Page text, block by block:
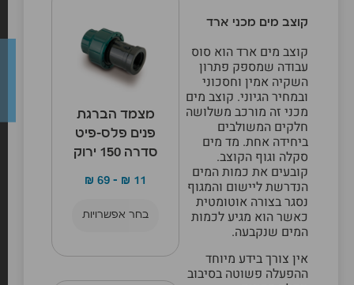
קוצב מים מכני ארד
קוצב מים ארד הוא סוס
עבודה שמספק פתרון
השקיה אמין וחסכוני
ובמחיר הגיוני. קוצב מים
מכני זה מורכב משלושה
חלקים המשולבים
ביחידה אחת. מד מים
סקלה וגוף הקוצב.
קובעים את כמות המים
הנדרשת ליישום והמגוף
נסגר בצורה אוטומטית
כאשר הוא מגיע לכמות
המים שנקבעה.
אין צורך בידע מיוחד
ההפעלה פשוטה בסיבוב
מצמד הברגת
פנים פלס-פיט
סדרה 150 ירוק
₪ 11
–
₪ 69
בחר אפשרויות